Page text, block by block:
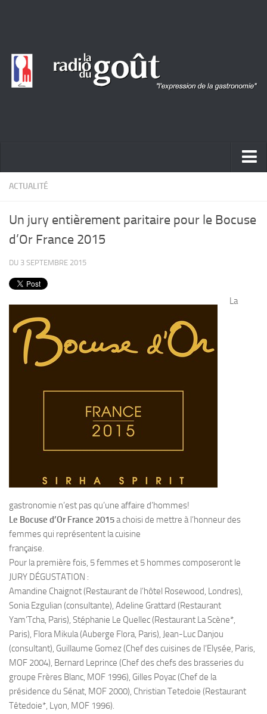
ACTUALITÉ
PORTRAITS
Plats
Desserts
ACTUALITÉ
Un jury entièrement paritaire pour le Bocuse
d’Or France 2015
DU 3 SEPTEMBRE 2015
La
gastronomie n’est pas qu’une affaire d’hommes!
Le Bocuse d’Or France 2015a choisi de mettre à l’honneur des
femmes qui représentent la cuisine
française.
Pour la première fois, 5 femmes et 5 hommes composeront le
JURY DÉGUSTATION :
Amandine Chaignot (Restaurant de l’hôtel Rosewood, Londres),
Sonia Ezgulian (consultante), Adeline Grattard (Restaurant
Yam’Tcha, Paris), Stéphanie Le Quellec (Restaurant La Scène*,
Paris), Flora Mikula (Auberge Flora, Paris), Jean-Luc Danjou
(consultant), Guillaume Gomez (Chef des cuisines de l’Elysée, Paris,
MOF 2004), Bernard Leprince (Chef des chefs des brasseries du
groupe Frères Blanc, MOF 1996), Gilles Poyac (Chef de la
présidence du Sénat, MOF 2000), Christian Tetedoie (Restaurant
Têtedoie*, Lyon, MOF 1996).